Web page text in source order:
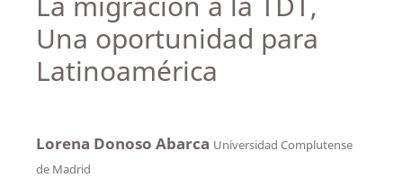
Una oportunidad para
Latinoamérica
Lorena Donoso Abarca Universidad Complutense
de Madrid